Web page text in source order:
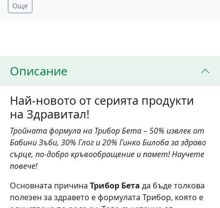
Още
Описание
Най-новото от серията продукти
на Здравитал!
Тройната формула на Трибор Бета – 50% извлек от
Бабини Зъби, 30% Глог и 20% Гинко Билоба за здраво
сърце, по-добро кръвообращение и памет! Научете
повече!
Основната причина Трибор Бета да бъде толкова
полезен за здравето е формулата Трибор, която е